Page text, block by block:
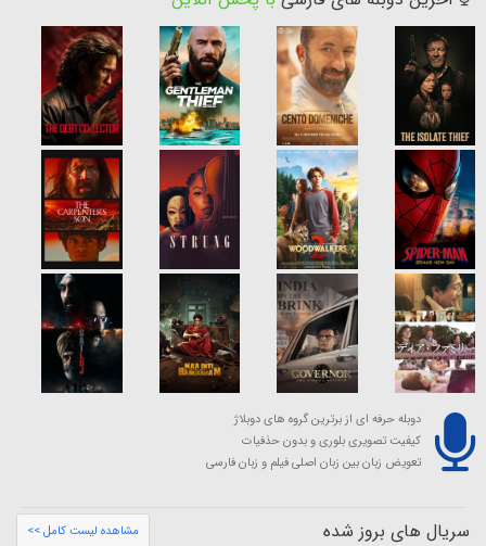
دوبله حرفه ای از برترین گروه های دوبلاژ
کیفیت تصویری بلوری و بدون حذفیات
تعویض زبان بین زبان اصلی فیلم و زبان فارسی
سریال های بروز شده مشاهده لیست کامل >>